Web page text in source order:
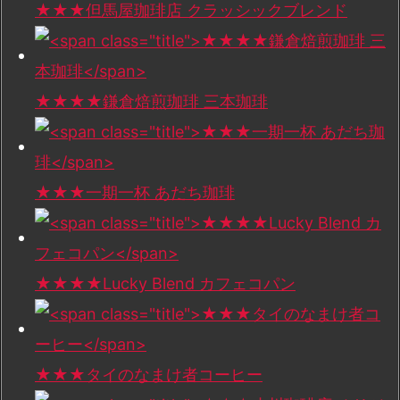
★★★但馬屋珈琲店 クラッシックブレンド
★★★★鎌倉焙煎珈琲 三本珈琲
★★★一期一杯 あだち珈琲
★★★★Lucky Blend カフェコパン
★★★タイのなまけ者コーヒー